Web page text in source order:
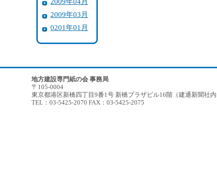
2009年03月
0201年01月
地方建設専門紙の会 事務局
〒105-0004
東京都港区新橋四丁目9番1号 新橋プラザビル16階（建通新聞社
TEL：03-5425-2070 FAX：03-5425-2075